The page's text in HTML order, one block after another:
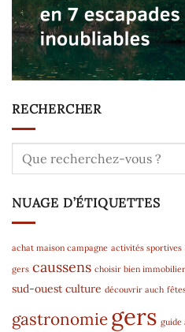
RECHERCHER
NUAGE D’ÉTIQUETTES
achat maison campagne activités sportives
gers caussens choisir bien immobilier
sud-ouest culture découvrir auch
gastronomiegers guide